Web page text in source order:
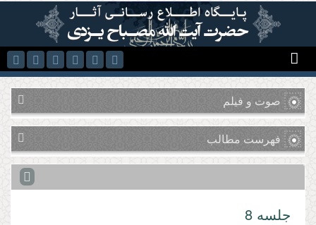
رفتن به محتوای اصلی
صوت و فیلم
فهرست مطالب
جلسه 8